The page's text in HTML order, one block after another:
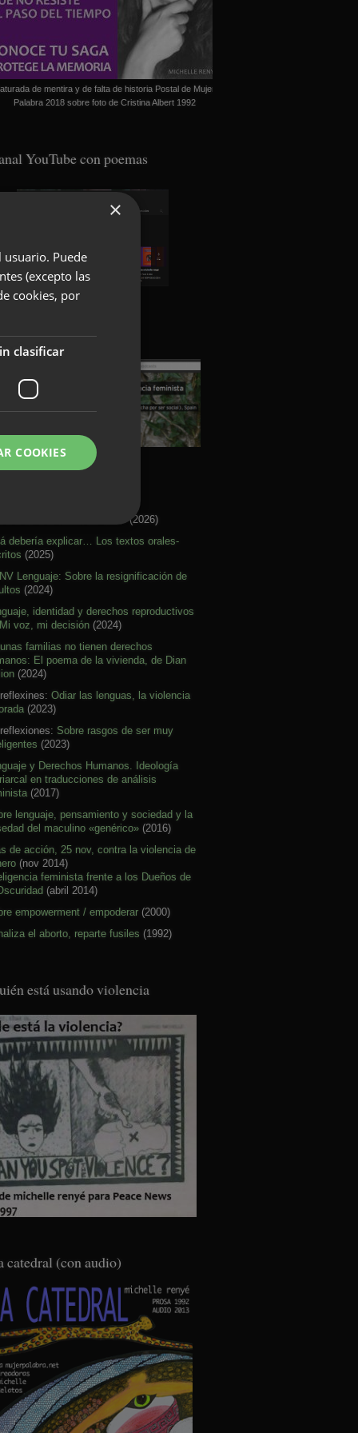
de mentira y de falta de historia Postal de Mujer
Palabra 2018 sobre foto de Cristina Albert 1992
YouTube con poemas
con poemas
(2026)
debería explicar… Los textos orales-
(2025)
Lenguaje: Sobre la resignificación de
(2024)
identidad y derechos reproductivos
voz, mi decisión (2024)
familias no tienen derechos
El poema de la vivienda, de Dian
(2024)
Odiar las lenguas, la violencia
(2023)
Sobre rasgos de ser muy
(2023)
y Derechos Humanos. Ideología
en traducciones de análisis
(2017)
lenguaje, pensamiento y sociedad y la
del maculino «genérico» (2016)
de acción, 25 nov, contra la violencia de
(nov 2014)
feminista frente a los Dueños de
(abril 2014)
empowerment / empoderar (2000)
el aborto, reparte fusiles (1992)
está usando violencia
catedral (con audio)
×
Puede
(excepto las
cookies, por
clasificar
COOKIES